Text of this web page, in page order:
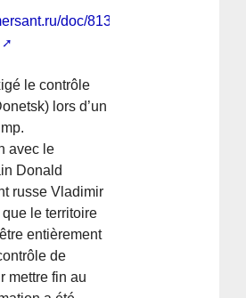
doc/8137993?
le contrôle
lors d’un
avec le
Donald
russe Vladimir
le territoire
entièrement
de
mettre fin au